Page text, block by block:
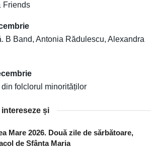
Friends
B Band, Antonia Rădulescu, Alexandra
folclorul minorităților
și
Mare 2026. Două zile de sărbătoare,
de Sfânta Maria